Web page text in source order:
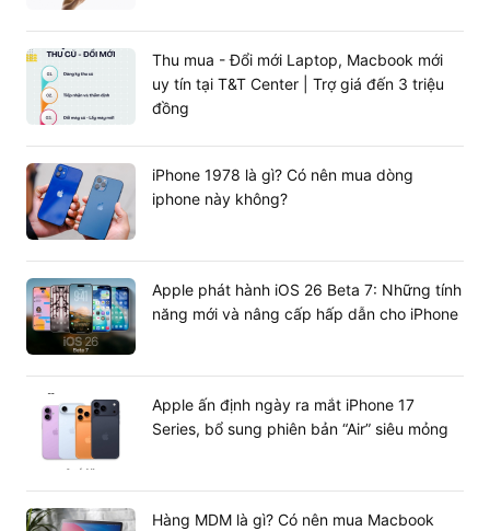
Mua iPad Pro M4 11 inch 5G (512GB) sớm
nhất tại T&T Center
iPad Pro M4 2024là một trong những sản phẩm công
nghệ đáng mua nhất 2024. Sở hữu nhiều ưu điểm vượt
trội, những tính năng nổi bật, chiếc iPad này hứa hẹn
mang đến cho người dùng trải nghiệm làm việc, giải trí
đỉnh cao.
Thu mua - Đổi mới Laptop, Macbook mới
uy tín tại T&T Center | Trợ giá đến 3 triệu
đồng
iPhone 1978 là gì? Có nên mua dòng
iphone này không?
Apple phát hành iOS 26 Beta 7: Những tính
năng mới và nâng cấp hấp dẫn cho iPhone
Apple ấn định ngày ra mắt iPhone 17
Series, bổ sung phiên bản “Air” siêu mỏng
Hàng MDM là gì? Có nên mua Macbook